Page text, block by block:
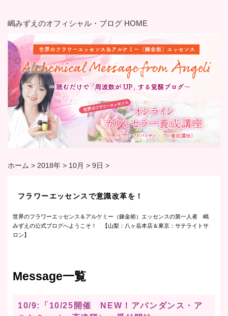
嶋みずえのオフィシャル・ブログ HOME
ホーム > 2018年 > 10月 > 9日 >
フラワーエッセンスで意識改革を！
世界のフラワーエッセンス＆アルケミー（錬金術）エッセンスの第一人者 嶋
みずえの公式ブログへようこそ！ 【山梨：八ヶ岳本店＆東京：サテライトサ
ロン】
Message一覧
10/9:「10/25開催 NEW！アバンダンス・ア